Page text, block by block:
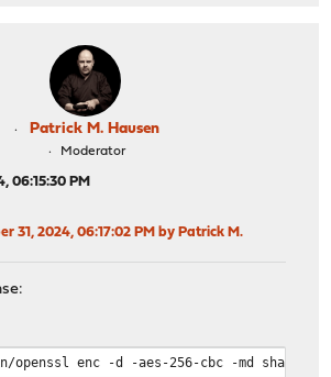
Patrick M. Hausen
Moderator
06:15:30 PM
31, 2024, 06:17:02 PM by Patrick M.
enc -d -aes-256-cbc -md sha512 -